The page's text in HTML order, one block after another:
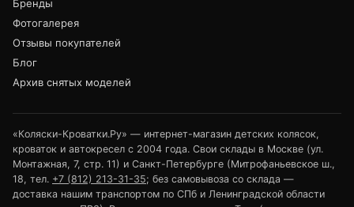
Бренды
Фотогалерея
Отзывы покупателей
Блог
Архив снятых моделей
«Коляски-Кроватки.Ру» — интернет-магазин детских колясок,
кроваток и автокресел с 2004 года. Свои склады в Москве (ул.
Монтажная, 7, стр. 11) и Санкт-Петербурге (Митрофаньевское ш.,
18, тел. +7 (812) 213-31-35; без самовывоза со склада —
доставка нашим транспортом по СПб и Ленинградской области